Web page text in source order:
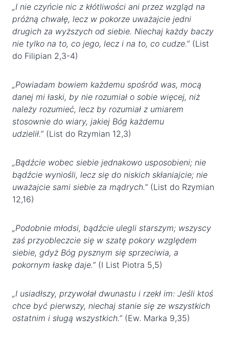
„I nie czyńcie nic z kłótliwości ani przez wzgląd na
próżną chwałę, lecz w pokorze uważajcie jedni
drugich za wyższych od siebie. Niechaj każdy baczy
nie tylko na to, co jego, lecz i na to, co cudze.” (List
do Filipian 2,3-4)
„Powiadam bowiem każdemu spośród was, mocą
danej mi łaski, by nie rozumiał o sobie więcej, niż
należy rozumieć, lecz by rozumiał z umiarem
stosownie do wiary, jakiej Bóg każdemu
udzielił.” (List do Rzymian 12,3)
„Bądźcie wobec siebie jednakowo usposobieni; nie
bądźcie wyniośli, lecz się do niskich skłaniajcie; nie
uważajcie sami siebie za mądrych.” (List do Rzymian
12,16)
„Podobnie młodsi, bądźcie ulegli starszym; wszyscy
zaś przyobleczcie się w szatę pokory względem
siebie, gdyż Bóg pysznym się sprzeciwia, a
pokornym łaskę daje.” (I List Piotra 5,5)
„I usiadłszy, przywołał dwunastu i rzekł im: Jeśli ktoś
chce być pierwszy, niechaj stanie się ze wszystkich
ostatnim i sługą wszystkich.” (Ew. Marka 9,35)